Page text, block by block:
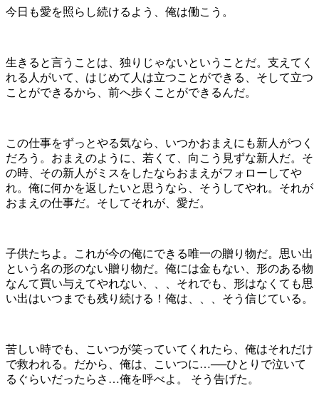
今日も愛を照らし続けるよう、俺は働こう。
生きると言うことは、独りじゃないということだ。支えてく
れる人がいて、はじめて人は立つことができる、そして立つ
ことができるから、前へ歩くことができるんだ。
この仕事をずっとやる気なら、いつかおまえにも新人がつく
だろう。おまえのように、若くて、向こう見ずな新人だ。そ
の時、その新人がミスをしたならおまえがフォローしてや
れ。俺に何かを返したいと思うなら、そうしてやれ。それが
おまえの仕事だ。そしてそれが、愛だ。
子供たちよ。これが今の俺にできる唯一の贈り物だ。思い出
という名の形のない贈り物だ。俺には金もない、形のある物
なんて買い与えてやれない、、、それでも、形はなくても思
い出はいつまでも残り続ける！俺は、、、そう信じている。
苦しい時でも、こいつが笑っていてくれたら、俺はそれだけ
で救われる。だから、俺は、こいつに…──ひとりで泣いて
るぐらいだったらさ…俺を呼べよ。 そう告げた。